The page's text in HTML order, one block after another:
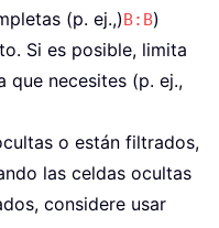
(p. ej.,)B:B)
Si es posible, limita
que necesites (p. ej.,
o están filtrados,
las celdas ocultas
considere usar